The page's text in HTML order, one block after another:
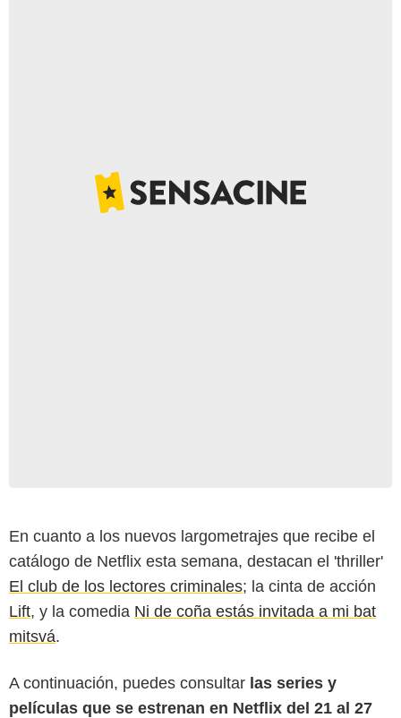
En cuanto a los nuevos largometrajes que recibe el
catálogo de Netflix esta semana, destacan el 'thriller'
El club de los lectores criminales; la cinta de acción
Lift, y la comedia Ni de coña estás invitada a mi bat
mitsvá.
A continuación, puedes consultar las series y
películas que se estrenan en Netflix del 21 al 27